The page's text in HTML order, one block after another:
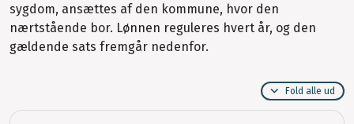
sygdom, ansættes af den kommune, hvor den
nærtstående bor. Lønnen reguleres hvert år, og den
gældende sats fremgår nedenfor.
Fold alle ud